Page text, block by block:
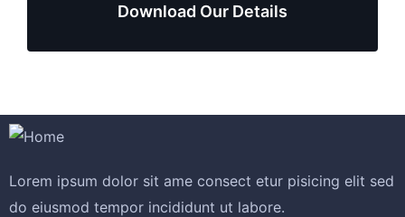
Download Our Details
Lorem ipsum dolor sit ame consect etur pisicing elit sed
do eiusmod tempor incididunt ut labore.